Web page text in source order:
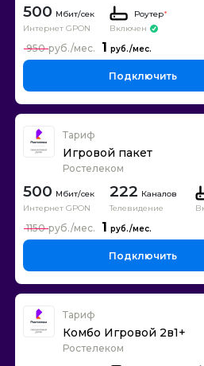
500
Интернет GPON
Роутер*
Включен
1
950
Подключить
Тариф
Игровой пакет
Ростелеком
500
Интернет GPON
222 Каналов
Телевидение
1
1150
Подключить
Тариф
Комбо Игровой 2в1+
Ростелеком